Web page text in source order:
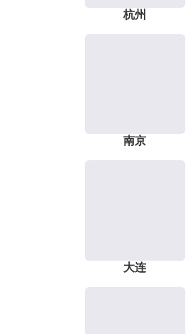
杭州
南京
大连